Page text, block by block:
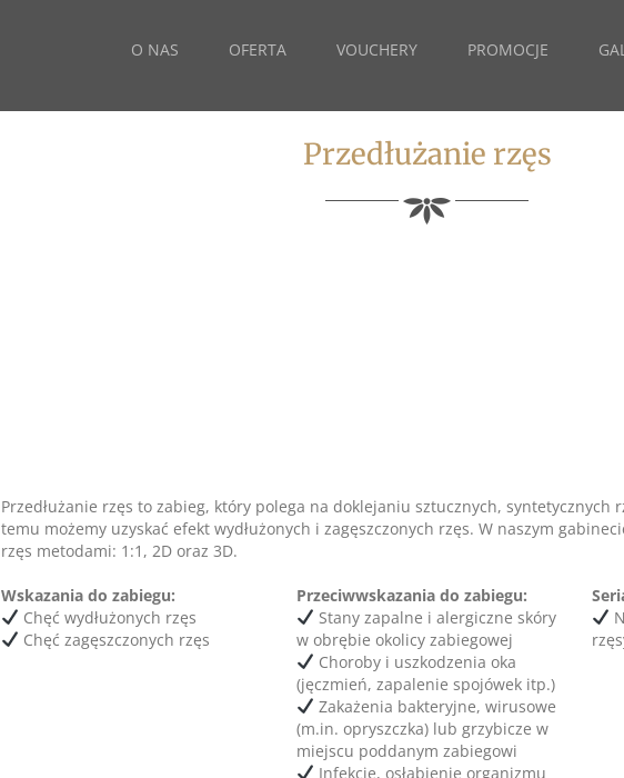
O NAS OFERTA VOUCHERY PROMOCJE
Przedłużanie rzęs
Przedłużanie rzęs to zabieg, który polega na doklejaniu sztucznych, syntetycznych
temu możemy uzyskać efekt wydłużonych i zagęszczonych rzęs. W naszym
rzęs metodami: 1:1, 2D oraz 3D.
Wskazania do zabiegu:
Chęć wydłużonych rzęs
Chęć zagęszczonych rzęs
Przeciwwskazania do zabiegu:
Stany zapalne i alergiczne skóry
w obrębie okolicy zabiegowej
Choroby i uszkodzenia oka
(jęczmień, zapalenie spojówek itp.)
Zakażenia bakteryjne, wirusowe
(m.in. opryszczka) lub grzybicze w
miejscu poddanym zabiegowi
Infekcje, osłabienie organizmu